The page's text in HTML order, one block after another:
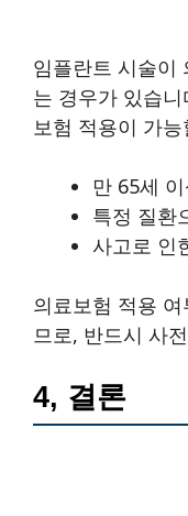
임플란트 시술이
는 경우가 있습
보험 적용이 가
만 65세
특정 질환
사고로 인
의료보험 적용
므로, 반드시 사
4, 결론